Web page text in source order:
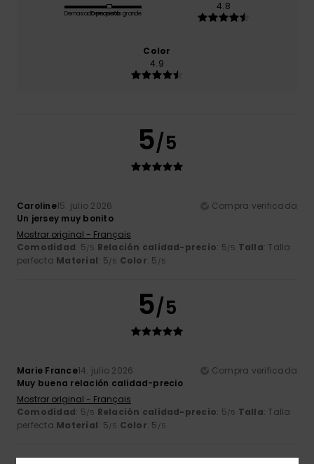
Demasiado pequeño
Demasiado grande
4.8
Color
4.9
5/5
Caroline15. julio 2026
Compra verificada
Un jersey muy bonito
Mostrar original - Français
Comodidad: 5/5 Relación calidad-precio: 5/5 Talla: Talla
perfecta Material: 5/5 Color: 5 /5
5/5
Marie France14. julio 2026
Compra verificada
Muy buena relación calidad-precio
Mostrar original - Français
Comodidad: 5/5 Relación calidad-precio: 5/5 Talla: Talla
perfecta Material: 5/5 Color: 5 /5